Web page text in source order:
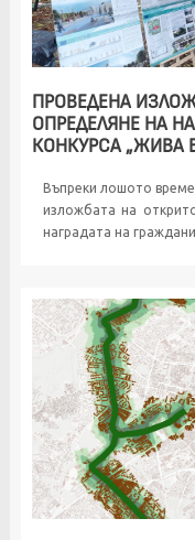
ПРОВЕДЕНА
ОПРЕДЕЛЯНЕ НА
КОНКУРСА „ЖИВА
Въпреки лошото
изложбата на
наградата на